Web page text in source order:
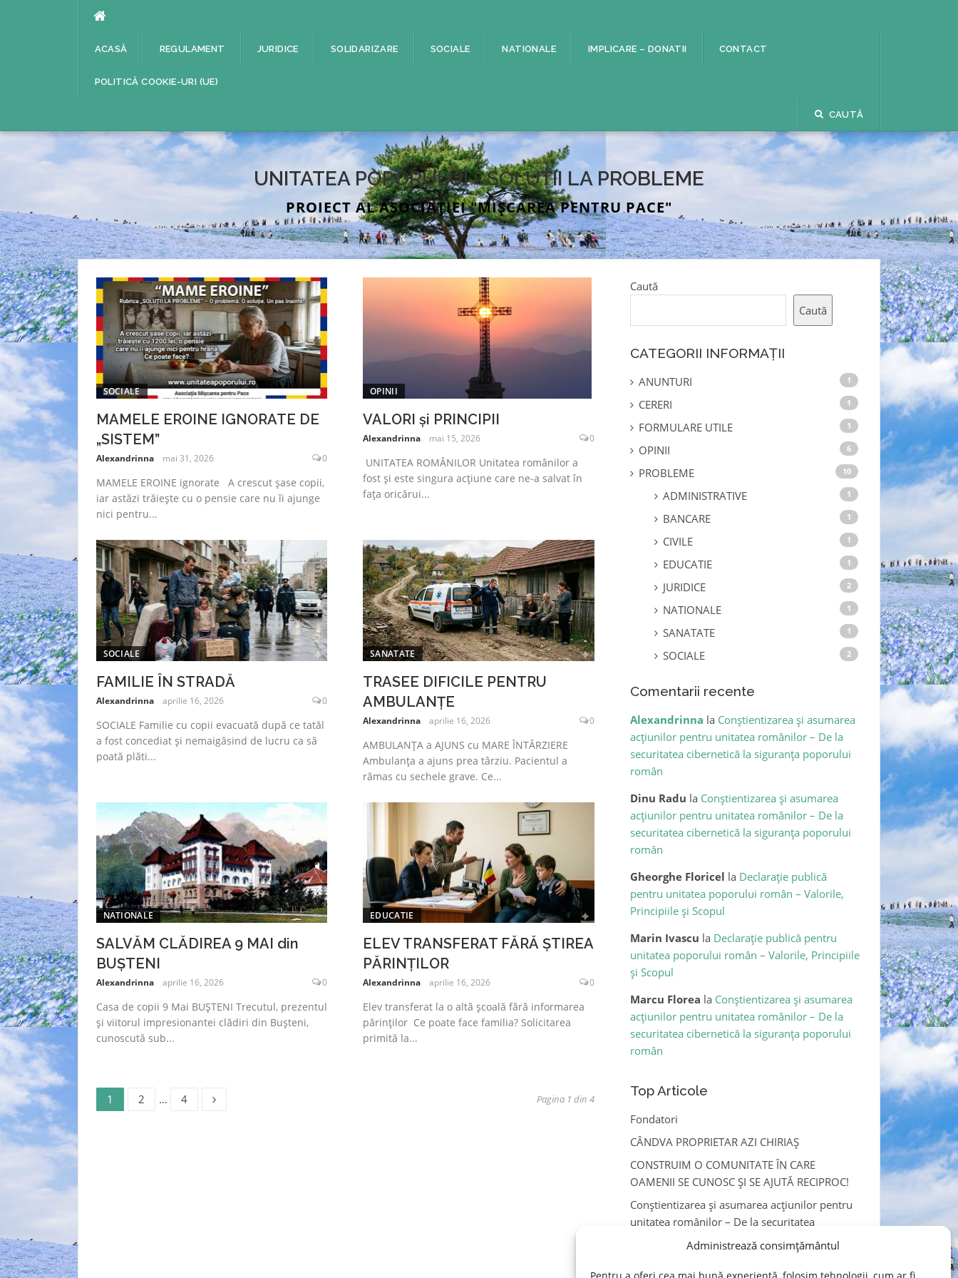
Administrează consimțământul
ACASĂ REGULAMENT JURIDICE SOLIDARIZARE SOCIALE NATIONALE IMPLICARE – DONATII CONTACT
POLITICĂ COOKIE-URI (UE)
CAUTĂ
UNITATEA POPORULUI - SOLUȚII LA PROBLEME
PROIECT AL ASOCIAȚIEI "MIȘCAREA PENTRU PACE"
Noutati
SOCIALE
MAMELE EROINE IGNORATE DE
„SISTEM”
Alexandrinna mai 31, 2026 0
MAMELE EROINE ignorate A crescut șase copii,
iar astăzi trăiește cu o pensie care nu îi ajunge
nici pentru...
OPINII
VALORI și PRINCIPII
Alexandrinna mai 15, 2026 0
UNITATEA ROMÂNILOR Unitatea românilor a
fost și este singura acțiune care ne-a salvat în
fața oricărui...
SOCIALE
FAMILIE ÎN STRADĂ
Alexandrinna aprilie 16, 2026 0
SOCIALE Familie cu copii evacuată după ce tatăl
a fost concediat și nemaigăsind de lucru ca să
poată plăti...
SANATATE
TRASEE DIFICILE PENTRU
AMBULANȚE
Alexandrinna aprilie 16, 2026 0
AMBULANȚA a AJUNS cu MARE ÎNTÂRZIERE
Ambulanța a ajuns prea târziu. Pacientul a
rămas cu sechele grave. Ce...
NATIONALE
SALVĂM CLĂDIREA 9 MAI din
BUȘTENI
Alexandrinna aprilie 16, 2026 0
Casa de copii 9 Mai BUȘTENI Trecutul, prezentul
și viitorul impresionantei clădiri din Bușteni,
cunoscută sub...
EDUCATIE
ELEV TRANSFERAT FĂRĂ ȘTIREA
PĂRINȚILOR
Alexandrinna aprilie 16, 2026 0
Elev transferat la o altă școală fără informarea
părinților Ce poate face familia? Solicitarea
primită la...
Paginație
Pagină
1 Pagină
2 … Pagină
4 Pagina 1 din 4
Caută
Caută
CATEGORII INFORMAȚII
ANUNTURI 1
CERERI 1
FORMULARE UTILE 1
OPINII 6
PROBLEME 10
ADMINISTRATIVE 1
BANCARE 1
CIVILE 1
EDUCATIE 1
JURIDICE 2
NATIONALE 1
SANATATE 1
SOCIALE 2
Comentarii recente
Alexandrinna la Conștientizarea și asumarea
acțiunilor pentru unitatea românilor – De la
securitatea cibernetică la siguranța poporului
român
Dinu Radu la Conștientizarea și asumarea
acțiunilor pentru unitatea românilor – De la
securitatea cibernetică la siguranța poporului
român
Gheorghe Floricel la Declarație publică
pentru unitatea poporului român – Valorile,
Principiile și Scopul
Marin Ivascu la Declarație publică pentru
unitatea poporului român – Valorile, Principiile
și Scopul
Marcu Florea la Conștientizarea și asumarea
acțiunilor pentru unitatea românilor – De la
securitatea cibernetică la siguranța poporului
român
Top Articole
Fondatori
CÂNDVA PROPRIETAR AZI CHIRIAȘ
CONSTRUIM O COMUNITATE ÎN CARE
OAMENII SE CUNOSC ȘI SE AJUTĂ RECIPROC!
Conștientizarea și asumarea acțiunilor pentru
unitatea românilor – De la securitatea
cibernetică la siguranța poporului român